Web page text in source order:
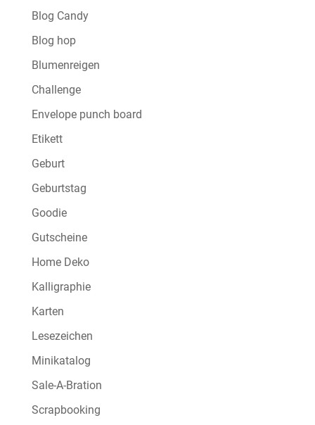
Blog Candy
Blog hop
Blumenreigen
Challenge
Envelope punch board
Etikett
Geburt
Geburtstag
Goodie
Gutscheine
Home Deko
Kalligraphie
Karten
Lesezeichen
Minikatalog
Sale-A-Bration
Scrapbooking